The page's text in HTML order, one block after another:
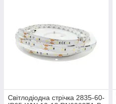
Світлодіодна стрічка 2835-60-